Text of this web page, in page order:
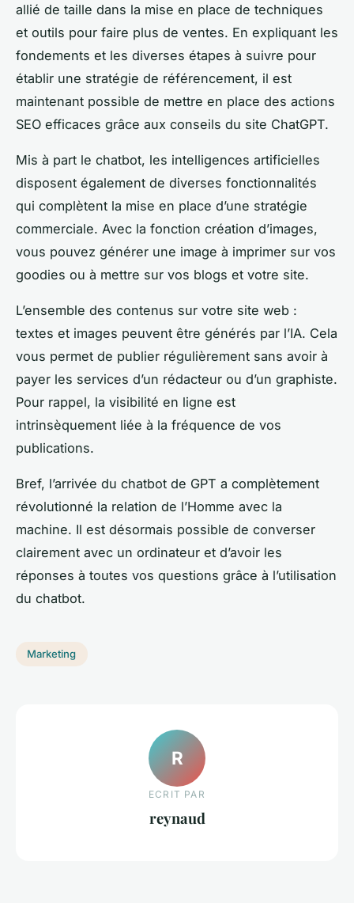
allié de taille dans la mise en place de techniques
et outils pour faire plus de ventes. En expliquant les
fondements et les diverses étapes à suivre pour
établir une stratégie de référencement, il est
maintenant possible de mettre en place des actions
SEO efficaces grâce aux conseils du site ChatGPT.
Mis à part le chatbot, les intelligences artificielles
disposent également de diverses fonctionnalités
qui complètent la mise en place d’une stratégie
commerciale. Avec la fonction création d’images,
vous pouvez générer une image à imprimer sur vos
goodies ou à mettre sur vos blogs et votre site.
L’ensemble des contenus sur votre site web :
textes et images peuvent être générés par l’IA. Cela
vous permet de publier régulièrement sans avoir à
payer les services d’un rédacteur ou d’un graphiste.
Pour rappel, la visibilité en ligne est
intrinsèquement liée à la fréquence de vos
publications.
Bref, l’arrivée du chatbot de GPT a complètement
révolutionné la relation de l’Homme avec la
machine. Il est désormais possible de converser
clairement avec un ordinateur et d’avoir les
réponses à toutes vos questions grâce à l’utilisation
du chatbot.
Marketing
R
ECRIT PAR
reynaud